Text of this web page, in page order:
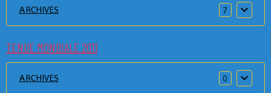
ARCHIVES 7
TENUE MONDIALE 2011
ARCHIVES 0